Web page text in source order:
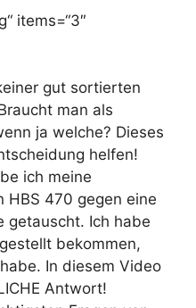
items=“3″
gut sortierten
man als
ja welche? Dieses
helfen!
ich meine
HBS 470 gegen eine
getauscht. Ich habe
bekommen,
In diesem Video
Antwort!